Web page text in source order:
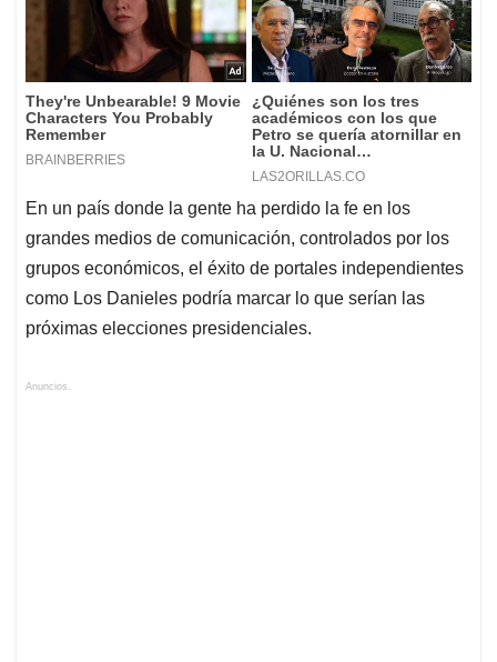
En un país donde la gente ha perdido la fe en los
grandes medios de comunicación, controlados por los
grupos económicos, el éxito de portales independientes
como Los Danieles podría marcar lo que serían las
próximas elecciones presidenciales.
Anuncios.